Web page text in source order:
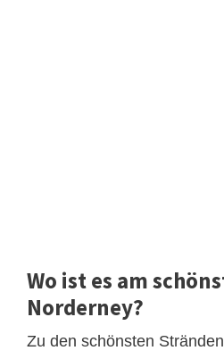
Wo ist es am
Norderney?
Zu den schönsten